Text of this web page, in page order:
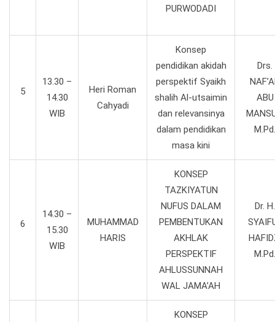
PURWODADI
5
13.30 –
14.30
WIB
Heri Roman
Cahyadi
Konsep
pendidikan akidah
perspektif Syaikh
shalih Al-utsaimin
dan relevansinya
dalam pendidikan
masa kini
Drs.
ABU
M.Pd.
6
14.30 –
15.30
WIB
MUHAMMAD
HARIS
KONSEP
TAZKIYATUN
NUFUS DALAM
PEMBENTUKAN
AKHLAK
PERSPEKTIF
AHLUSSUNNAH
WAL JAMA’AH
Dr. H.
M.Pd.
KONSEP